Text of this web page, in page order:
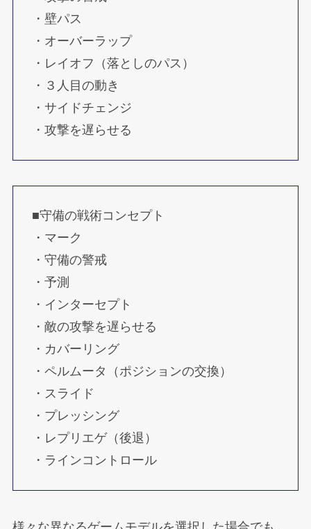
・壁パス
・オーバーラップ
・レイオフ（落としのパス）
・３人目の動き
・サイドチェンジ
・攻撃を遅らせる
■守備の戦術コンセプト
・マーク
・守備の警戒
・予測
・インターセプト
・敵の攻撃を遅らせる
・カバーリング
・ペルムータ（ポジションの交換）
・スライド
・プレッシング
・レプリエゲ（後退）
・ラインコントロール